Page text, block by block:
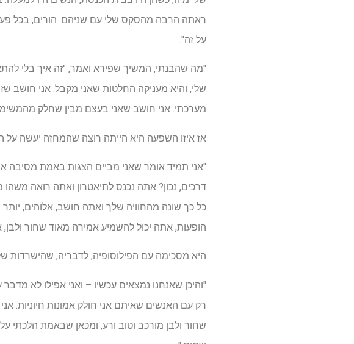
ראתה הרבה מהסקס שלי עם שניהם. הורים, בכל
על זה".
"מה שהבנתי, המשיך שפירא ואמר, "זה איך בלי
שלי, והיא מעניקה החלטות שאני מקבל. אני חושב
מערכתי. אני חושב שאני בעצם מבין שחלק
אז איזו השפעה היא הייתה רוצה שהמחזה יעשה על
"אני תמיד אומר שאני מביים הצגות באמת מסיבה
דרכים, נכון? אתה נכנס לתיאטרון ואתה רואה משהו
כל כך שונה מהחוויה שלך ואתה חושב, אלוהים,
הופעות, אתה יכול להשמיע אמירה מאוד שחור ולבן,
היא מסכימה עם הפילוסופיה, לדבריה,
"והיכן שאנחנו נמצאים עכשיו – ואני אפילו לא
רק עם האנשים שאיתם אני חולק אמונות חיוניות.
שחור ולבן מורכב וטוב ורע, ומכאן שבאמת הלכתי